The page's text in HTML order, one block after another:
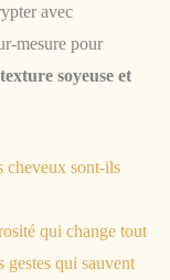
avec
mesure pour
soyeuse et
cheveux sont-ils
qui change tout
qui sauvent